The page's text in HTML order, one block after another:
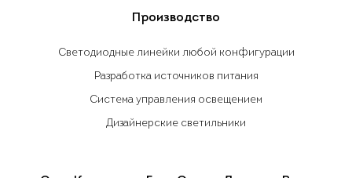
Производство
Светодиодные линейки любой конфигурации
Разработка источников питания
Система управления освещением
Дизайнерские светильники